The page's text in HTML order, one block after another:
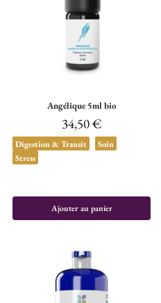
Angélique 5ml bio
34,50€
Digestion & Transit
Soin
Stress
Ajouter au panier